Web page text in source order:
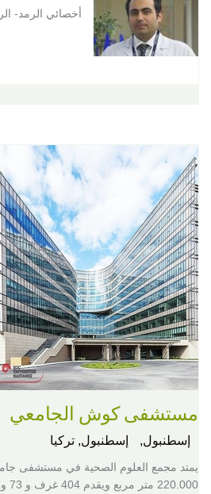
أخصائي الرمد-
مستشفى كوش الجامعي
إسطنبول, إسطنبول, تركيا
يمتد مجمع العلوم الصحية في مستشفى